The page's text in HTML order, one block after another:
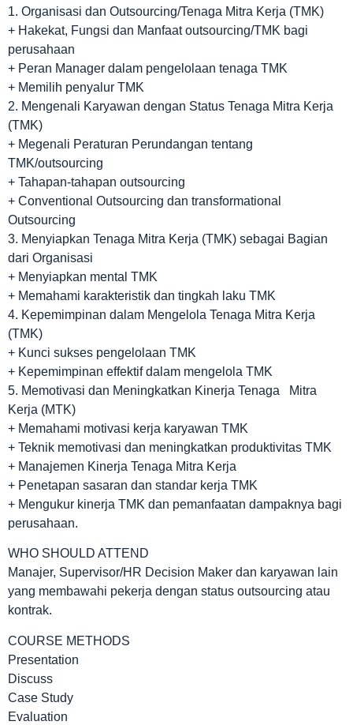
1. Organisasi dan Outsourcing/Tenaga Mitra Kerja (TMK)
+ Hakekat, Fungsi dan Manfaat outsourcing/TMK bagi
perusahaan
+ Peran Manager dalam pengelolaan tenaga TMK
+ Memilih penyalur TMK
2. Mengenali Karyawan dengan Status Tenaga Mitra Kerja
(TMK)
+ Megenali Peraturan Perundangan tentang
TMK/outsourcing
+ Tahapan-tahapan outsourcing
+ Conventional Outsourcing dan transformational
Outsourcing
3. Menyiapkan Tenaga Mitra Kerja (TMK) sebagai Bagian
dari Organisasi
+ Menyiapkan mental TMK
+ Memahami karakteristik dan tingkah laku TMK
4. Kepemimpinan dalam Mengelola Tenaga Mitra Kerja
(TMK)
+ Kunci sukses pengelolaan TMK
+ Kepemimpinan effektif dalam mengelola TMK
5. Memotivasi dan Meningkatkan Kinerja Tenaga Mitra
Kerja (MTK)
+ Memahami motivasi kerja karyawan TMK
+ Teknik memotivasi dan meningkatkan produktivitas TMK
+ Manajemen Kinerja Tenaga Mitra Kerja
+ Penetapan sasaran dan standar kerja TMK
+ Mengukur kinerja TMK dan pemanfaatan dampaknya bagi
perusahaan.
WHO SHOULD ATTEND
Manajer, Supervisor/HR Decision Maker dan karyawan lain
yang membawahi pekerja dengan status outsourcing atau
kontrak.
COURSE METHODS
Presentation
Discuss
Case Study
Evaluation